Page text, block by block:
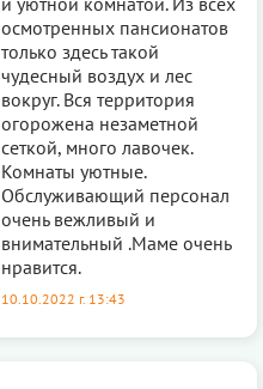
осмотренных пансионатов
только здесь такой
чудесный воздух и лес
вокруг. Вся территория
огорожена незаметной
сеткой, много лавочек.
Комнаты уютные.
Обслуживающий персонал
очень вежливый и
внимательный .Маме очень
нравится.
10.10.2022 г. 13:43